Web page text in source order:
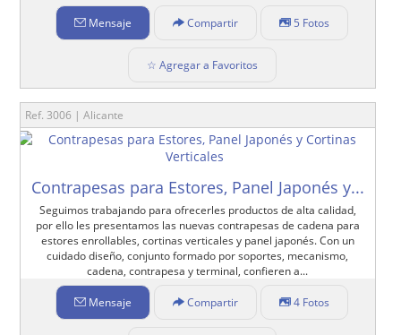
Mensaje Compartir 5 Fotos
☆ Agregar a Favoritos
Ref. 3006 | Alicante
Contrapesas para Estores, Panel Japonés y...
Seguimos trabajando para ofrecerles productos de alta calidad,
por ello les presentamos las nuevas contrapesas de cadena para
estores enrollables, cortinas verticales y panel japonés. Con un
cuidado diseño, conjunto formado por soportes, mecanismo,
cadena, contrapesa y terminal, confieren a...
Mensaje Compartir 4 Fotos